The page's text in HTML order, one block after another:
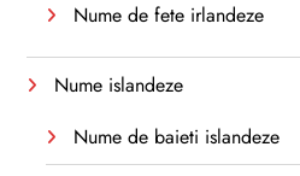
Nume de fete irlandeze
Nume islandeze
Nume de baieti islandeze